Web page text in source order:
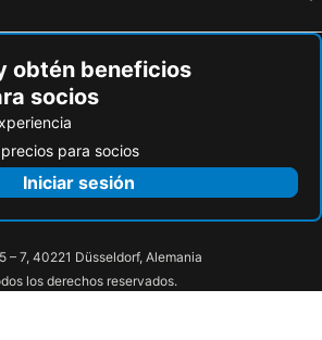
obtén beneficios
socios
para socios
Iniciar sesión
– 7, 40221 Düsseldorf, Alemania
los derechos reservados.